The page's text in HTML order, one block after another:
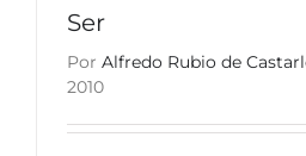
Ser
Por Alfredo Rubio de
2010